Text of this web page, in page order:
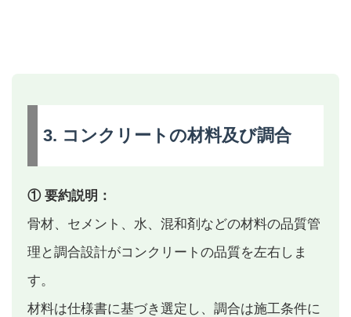
3. コンクリートの材料及び調合
① 要約説明：
骨材、セメント、水、混和剤などの材料の品質管
理と調合設計がコンクリートの品質を左右しま
す。
材料は仕様書に基づき選定し、調合は施工条件に